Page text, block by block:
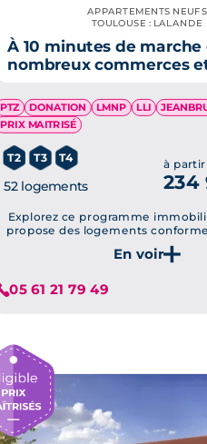
Je découvre ce
APPARTEMENTS NEUFS
TOULOUSE : LALANDE
À 10 minutes de marche
nombreux commerces
PTZ DONATION LMNP LLI
PRIX MAITRISÉ
T2 T3 T4
52 logements
à
234
Explorez ce programme
propose des logements
RE2020, avec des terrasses en
privatifs, à quelques minutes du
05 61 21 79 49